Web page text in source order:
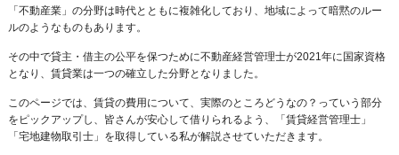
「不動産業」の分野は時代とともに複雑化しており、地域によって暗黙のルー
ルのようなものもあります。
その中で貸主・借主の公平を保つために不動産経営管理士が2021年に国家資格
となり、賃貸業は一つの確立した分野となりました。
このページでは、賃貸の費用について、実際のところどうなの？っていう部分
をピックアップし、皆さんが安心して借りられるよう、「賃貸経営管理士」
「宅地建物取引士」を取得している私が解説させていただきます。